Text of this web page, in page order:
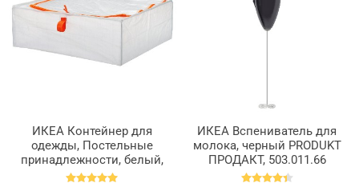
ИКЕА Контейнер для
одежды, Постельные
принадлежности, белый,
55 x 49 x 19 см PÄRKLA
ИКЕА Вспениватель для
молока, черный PRODUKT
ПРОДАКТ, 503.011.66